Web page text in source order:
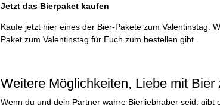
Jetzt das Bierpaket kaufen
Kaufe jetzt hier eines der Bier-Pakete zum Valentinstag.
Paket zum Valentinstag für Euch zum bestellen gibt.
Weitere Möglichkeiten, Liebe mit Bier
Wenn du und dein Partner wahre Bierliebhaber seid,